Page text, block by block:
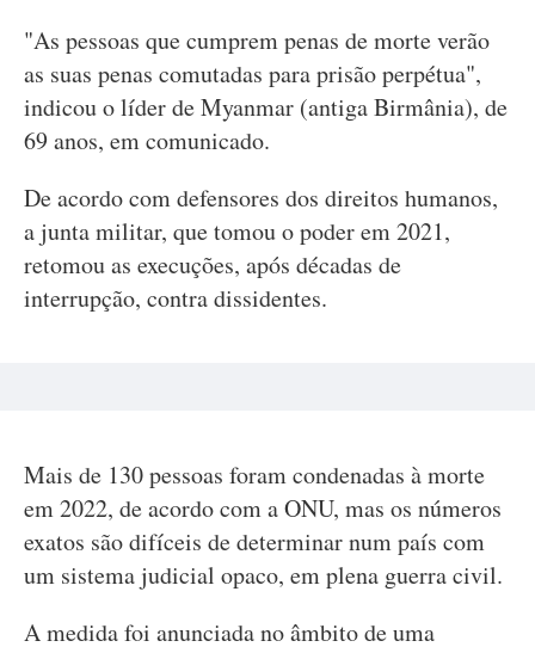
"As pessoas que cumprem penas de morte verão
as suas penas comutadas para prisão perpétua",
indicou o líder de Myanmar (antiga Birmânia), de
69 anos, em comunicado.
De acordo com defensores dos direitos humanos,
a junta militar, que tomou o poder em 2021,
retomou as execuções, após décadas de
interrupção, contra dissidentes.
Mais de 130 pessoas foram condenadas à morte
em 2022, de acordo com a ONU, mas os números
exatos são difíceis de determinar num país com
um sistema judicial opaco, em plena guerra civil.
A medida foi anunciada no âmbito de uma